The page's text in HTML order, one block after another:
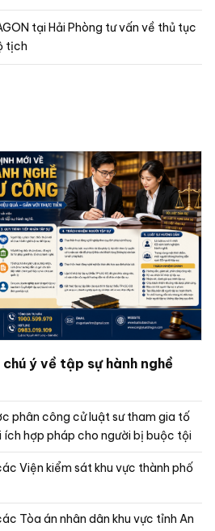
tại Hải Phòng tư vấn về thủ tục
tịch
ý về tập sự hành nghề
phân công cử luật sư tham gia tố
ích hợp pháp cho người bị buộc tội
Viện kiểm sát khu vực thành phố
án nhân dân khu vực tỉnh An